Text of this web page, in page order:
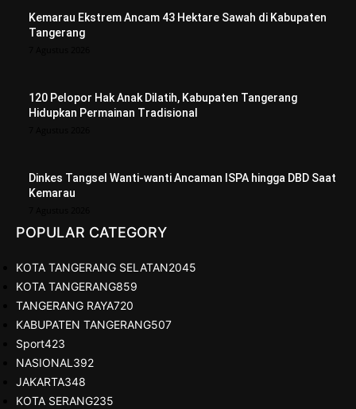
Kemarau Ekstrem Ancam 43 Hektare Sawah di Kabupaten
Tangerang
120 Pelopor Hak Anak Dilatih, Kabupaten Tangerang
Hidupkan Permainan Tradisional
Dinkes Tangsel Wanti-wanti Ancaman ISPA hingga DBD Saat
Kemarau
POPULAR CATEGORY
KOTA TANGERANG SELATAN2045
KOTA TANGERANG859
TANGERANG RAYA720
KABUPATEN TANGERANG507
Sport423
NASIONAL 392
JAKARTA348
KOTA SERANG235